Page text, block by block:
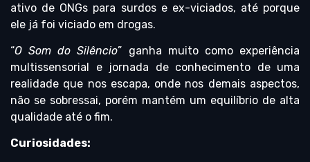
ativo de ONGs para surdos e ex-viciados, até porque
ele já foi viciado em drogas.
“O Som do Silêncio” ganha muito como experiência
multissensorial e jornada de conhecimento de uma
realidade que nos escapa, onde nos demais aspectos,
não se sobressai, porém mantém um equilíbrio de alta
qualidade até o fim.
Curiosidades: